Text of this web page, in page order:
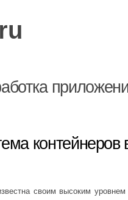
своим высоким